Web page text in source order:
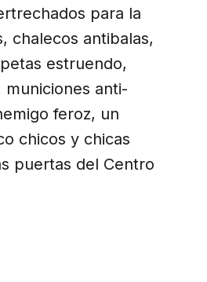
para la
chalecos antibalas,
estruendo,
municiones anti-
feroz, un
chicos y chicas
puertas del Centro